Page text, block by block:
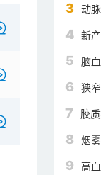
3 动
4 新
5 脑
6 狭
7 胶
8 烟
9 高